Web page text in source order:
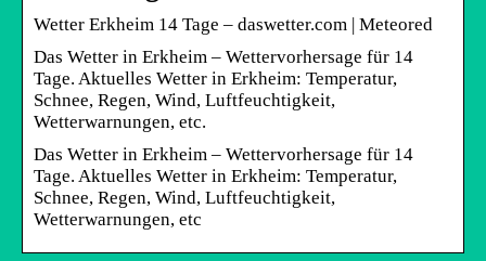
Wetter Erkheim 14 Tage – daswetter.com | Meteored
Das Wetter in Erkheim – Wettervorhersage für 14
Tage. Aktuelles Wetter in Erkheim: Temperatur,
Schnee, Regen, Wind, Luftfeuchtigkeit,
Wetterwarnungen, etc.
Das Wetter in Erkheim – Wettervorhersage für 14
Tage. Aktuelles Wetter in Erkheim: Temperatur,
Schnee, Regen, Wind, Luftfeuchtigkeit,
Wetterwarnungen, etc